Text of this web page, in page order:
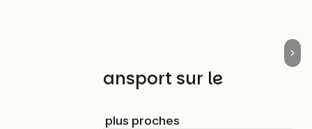
Trains et transport sur le
Gares SNCF les plus proches